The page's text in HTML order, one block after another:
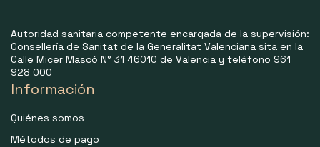
Autoridad sanitaria competente encargada de la supervisión:
Consellería de Sanitat de la Generalitat Valenciana sita en la
Calle Micer Mascó N° 31 46010 de Valencia y teléfono 961
928 000
Información
Quiénes somos
Métodos de pago